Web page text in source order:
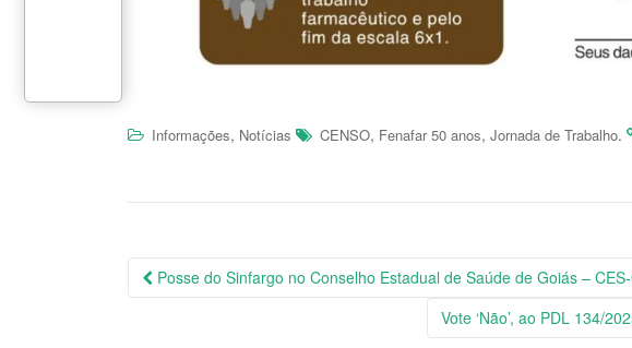
Informações, Notícias CENSO, Fenafar 50 anos, Jornada de Trabalho.
Navegação da Postagem
Posse do Sinfargo no Conselho Estadual de Saúde de Goiás –
Vote ‘Não’, ao PDL 134/